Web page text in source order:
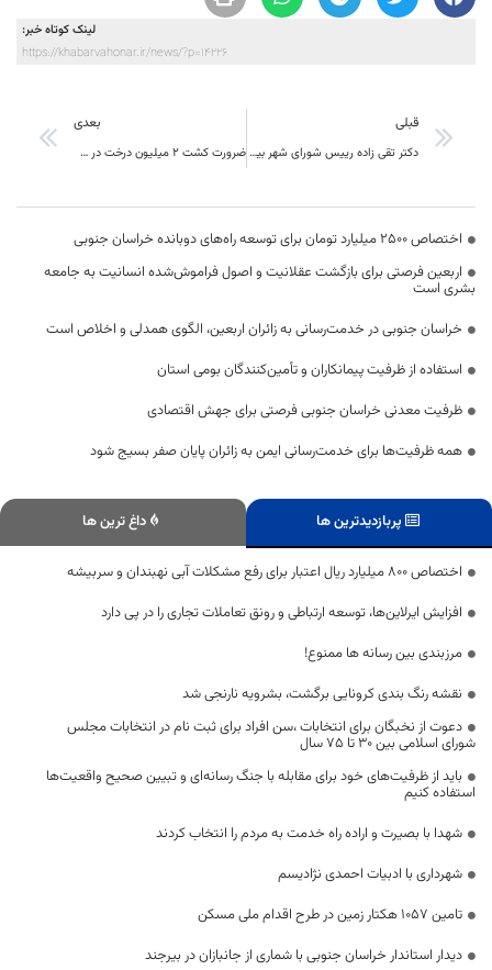
لینک کوتاه خبر:
https://khabarvahonar.ir/news/?p=14226
قبلی
دکتر تقی زاده رییس شورای شهر بیرجند :هر چه بتوانیم مشارکت مردمی را افزایش بدهیم، قطعا می توانیم خدمات بهتری را به آنان ارائه کنیم.
بعدی
ضرورت کشت 2 میلیون درخت در سال آینده برای خراسان جنوبی
اختصاص 2500 میلیارد تومان برای توسعه راه‌های دوبانده خراسان جنوبی
اربعین فرصتی برای بازگشت عقلانیت و اصول فراموش‌شده انسانیت به جامعه
بشری است
خراسان جنوبی در خدمت‌رسانی به زائران اربعین، الگوی همدلی و اخلاص است
استفاده از ظرفیت پیمانکاران و تأمین‌کنندگان بومی استان
ظرفیت معدنی خراسان جنوبی فرصتی برای جهش اقتصادی
همه ظرفیت‌ها برای خدمت‌رسانی ایمن به زائران پایان صفر بسیج شود
پربازدیدترین ها داغ ترین ها
اختصاص ۸۰۰ میلیارد ریال اعتبار برای رفع مشکلات آبی نهبندان و سربیشه
افزایش ایرلاین‌ها، توسعه ارتباطی و رونق تعاملات تجاری را در پی دارد
مرزبندی بین رسانه ها ممنوع!
نقشه رنگ بندی کرونایی برگشت، بشرویه نارنجی شد
دعوت از نخبگان برای انتخابات ،سن افراد برای ثبت نام در انتخابات مجلس
شورای اسلامی بین 30 تا 75 سال
باید از ظرفیت‌های خود برای مقابله با جنگ رسانه‌ای و تبیین صحیح واقعیت‌ها
استفاده کنیم
شهدا با بصیرت و اراده راه خدمت به مردم را انتخاب کردند
شهرداری با ادبیات احمدی نژادیسم
تامین ۱۰۵۷ هکتار زمین در طرح اقدام ملی مسکن
دیدار استاندار خراسان جنوبی با شماری از جانبازان در بیرجند